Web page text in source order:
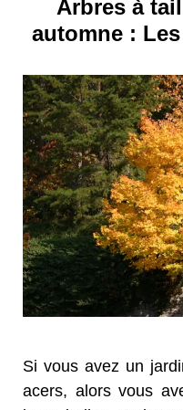
Arbres à
automne :
Si vous avez un
acers, alors vous